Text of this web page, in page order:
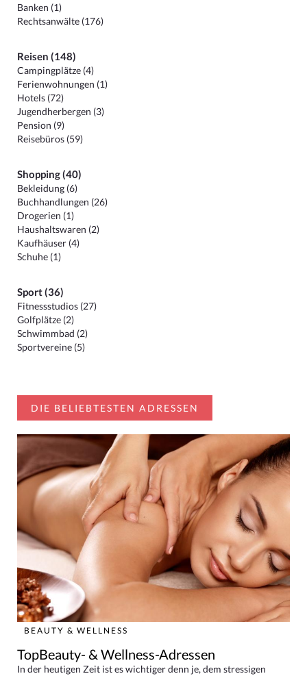
Banken (1)
Rechtsanwälte (176)
Reisen (148)
Campingplätze (4)
Ferienwohnungen (1)
Hotels (72)
Jugendherbergen (3)
Pension (9)
Reisebüros (59)
Shopping (40)
Bekleidung (6)
Buchhandlungen (26)
Drogerien (1)
Haushaltswaren (2)
Kaufhäuser (4)
Schuhe (1)
Sport (36)
Fitnessstudios (27)
Golfplätze (2)
Schwimmbad (2)
Sportvereine (5)
DIE BELIEBTESTEN ADRESSEN
BEAUTY & WELLNESS
TopBeauty- & Wellness-Adressen
In der heutigen Zeit ist es wichtiger denn je, dem stressigen